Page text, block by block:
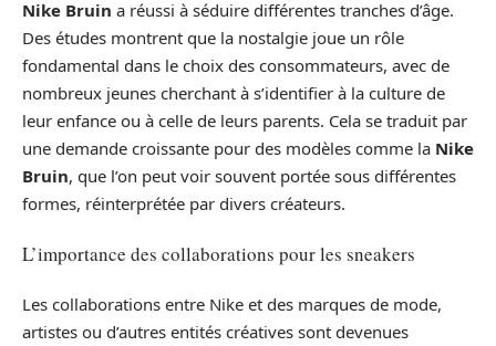
Nike Bruin a réussi à séduire différentes tranches d’âge.
Des études montrent que la nostalgie joue un rôle
fondamental dans le choix des consommateurs, avec de
nombreux jeunes cherchant à s’identifier à la culture de
leur enfance ou à celle de leurs parents. Cela se traduit par
une demande croissante pour des modèles comme la Nike
Bruin, que l’on peut voir souvent portée sous différentes
formes, réinterprétée par divers créateurs.
L’importance des collaborations pour les sneakers
Les collaborations entre Nike et des marques de mode,
artistes ou d’autres entités créatives sont devenues